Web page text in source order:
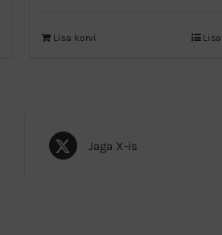
Lisa korvi
Jaga X-is